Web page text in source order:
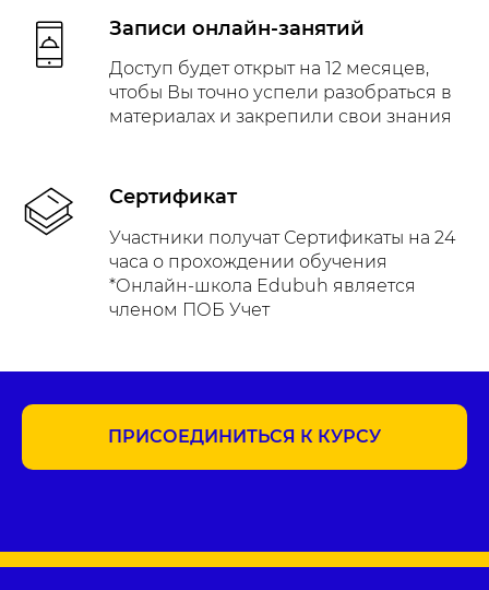
Записи онлайн-занятий
Доступ будет открыт на 12 месяцев,
чтобы Вы точно успели разобраться в
материалах и закрепили свои знания
Сертификат
Участники получат Сертификаты на 24
часа о прохождении обучения
*Онлайн-школа Edubuh является
членом ПОБ Учет
ПРИСОЕДИНИТЬСЯ К КУРСУ